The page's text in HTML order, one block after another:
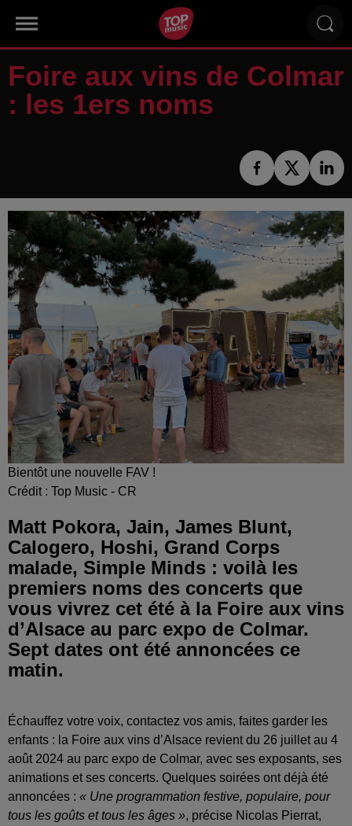
Foire aux vins de Colmar
: les 1ers noms
Bientôt une nouvelle FAV !
Crédit : Top Music - CR
Matt Pokora, Jain, James Blunt,
Calogero, Hoshi, Grand Corps
malade, Simple Minds : voilà les
premiers noms des concerts que
vous vivrez cet été à la Foire aux vins
d’Alsace au parc expo de Colmar.
Sept dates ont été annoncées ce
matin.
Échauffez votre voix, contactez vos amis, faites garder les
enfants : la Foire aux vins d’Alsace revient du 26 juillet au 4
août 2024 au parc expo de Colmar, avec ses exposants, ses
animations et ses concerts. Quelques soirées ont déjà été
annoncées : « Une programmation festive, populaire, pour
tous les goûts et tous les âges », précise Nicolas Pierrat,